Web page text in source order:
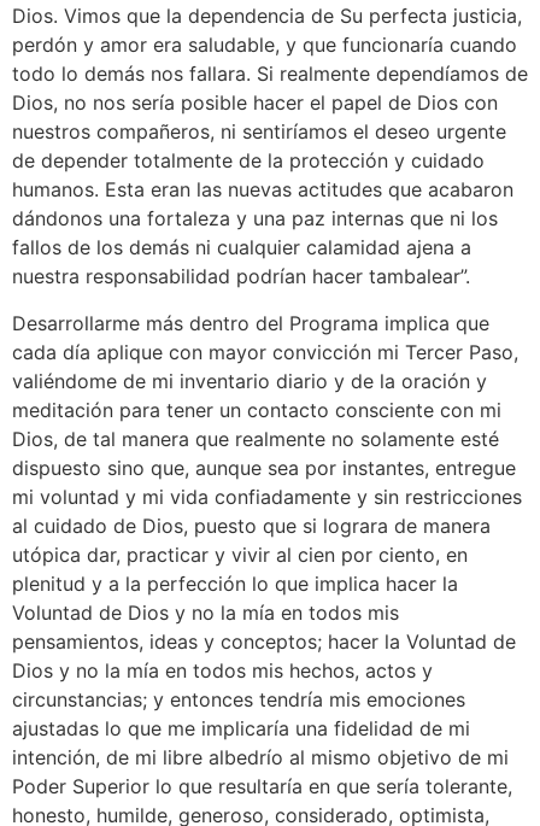
Dios. Vimos que la dependencia de Su perfecta justicia,
perdón y amor era saludable, y que funcionaría cuando
todo lo demás nos fallara. Si realmente dependíamos de
Dios, no nos sería posible hacer el papel de Dios con
nuestros compañeros, ni sentiríamos el deseo urgente
de depender totalmente de la protección y cuidado
humanos. Esta eran las nuevas actitudes que acabaron
dándonos una fortaleza y una paz internas que ni los
fallos de los demás ni cualquier calamidad ajena a
nuestra responsabilidad podrían hacer tambalear”.
Desarrollarme más dentro del Programa implica que
cada día aplique con mayor convicción mi Tercer Paso,
valiéndome de mi inventario diario y de la oración y
meditación para tener un contacto consciente con mi
Dios, de tal manera que realmente no solamente esté
dispuesto sino que, aunque sea por instantes, entregue
mi voluntad y mi vida confiadamente y sin restricciones
al cuidado de Dios, puesto que si lograra de manera
utópica dar, practicar y vivir al cien por ciento, en
plenitud y a la perfección lo que implica hacer la
Voluntad de Dios y no la mía en todos mis
pensamientos, ideas y conceptos; hacer la Voluntad de
Dios y no la mía en todos mis hechos, actos y
circunstancias; y entonces tendría mis emociones
ajustadas lo que me implicaría una fidelidad de mi
intención, de mi libre albedrío al mismo objetivo de mi
Poder Superior lo que resultaría en que sería tolerante,
honesto, humilde, generoso, considerado, optimista,